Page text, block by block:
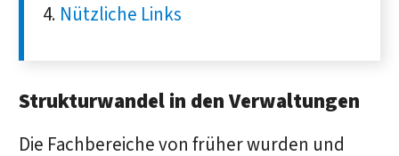
Nützliche Links
Strukturwandel in den Verwaltungen
Die Fachbereiche von früher wurden und